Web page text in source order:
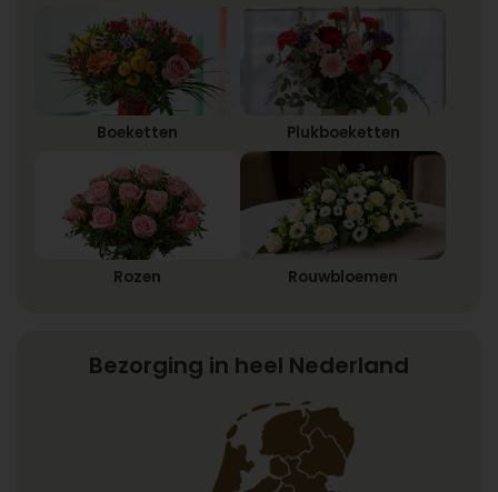
Boeketten Plukboeketten
Rozen Rouwbloemen
Bezorging in heel Nederland